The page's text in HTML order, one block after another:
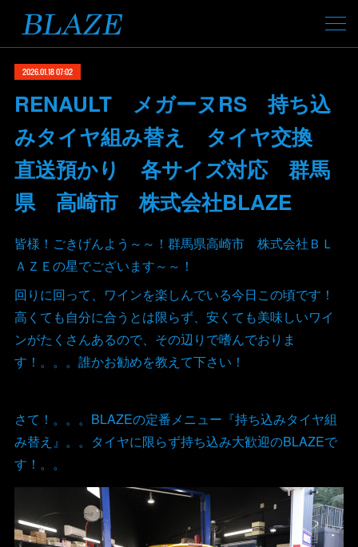
2026.01.18 07:02
RENAULT メガーヌRS 持ち込
みタイヤ組み替え タイヤ交換
直送預かり 各サイズ対応 群馬
県 高崎市 株式会社BLAZE
皆様！ごきげんよう～～！群馬県高崎市 株式会社ＢＬ
ＡＺＥの星でございます～～！
回りに回って、ワインを楽しんでいる今日この頃です！
高くても自分に合うとは限らず、安くても美味しいワイ
ンがたくさんあるので、その辺りで嗜んでおりま
す！。。。誰かお勧めを教えて下さい！
さて！。。。BLAZEの定番メニュー『持ち込みタイヤ組
み替え』。。タイヤに限らず持ち込み大歓迎のBLAZEで
す！。。